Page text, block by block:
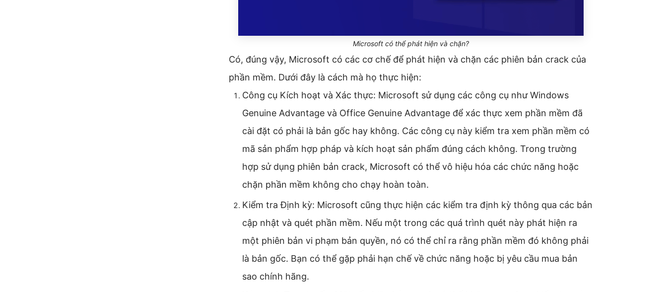
Microsoft có thể phát hiện và chặn?
Có, đúng vậy, Microsoft có các cơ chế để phát hiện và chặn các phiên bản crack của
phần mềm. Dưới đây là cách mà họ thực hiện:
Công cụ Kích hoạt và Xác thực: Microsoft sử dụng các công cụ như Windows
Genuine Advantage và Office Genuine Advantage để xác thực xem phần mềm đã
cài đặt có phải là bản gốc hay không. Các công cụ này kiểm tra xem phần mềm có
mã sản phẩm hợp pháp và kích hoạt sản phẩm đúng cách không. Trong trường
hợp sử dụng phiên bản crack, Microsoft có thể vô hiệu hóa các chức năng hoặc
chặn phần mềm không cho chạy hoàn toàn.
Kiểm tra Định kỳ: Microsoft cũng thực hiện các kiểm tra định kỳ thông qua các bản
cập nhật và quét phần mềm. Nếu một trong các quá trình quét này phát hiện ra
một phiên bản vi phạm bản quyền, nó có thể chỉ ra rằng phần mềm đó không phải
là bản gốc. Bạn có thể gặp phải hạn chế về chức năng hoặc bị yêu cầu mua bản
sao chính hãng.